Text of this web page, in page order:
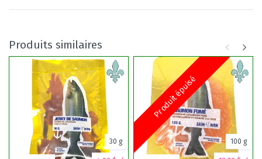
Produits similaires
30 g
Produit épuisé
100 g